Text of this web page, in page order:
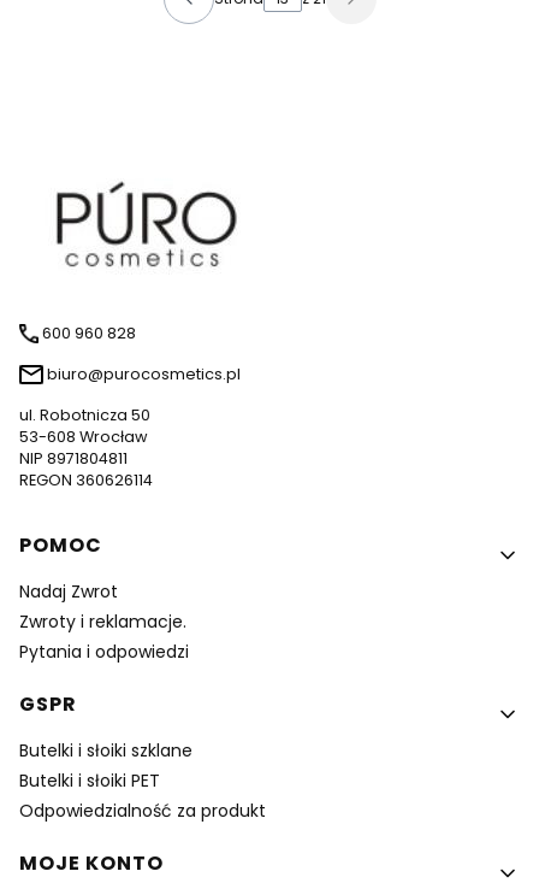
600 960 828
biuro@purocosmetics.pl
ul. Robotnicza 50
53-608 Wrocław
NIP 8971804811
REGON 360626114
Linki w stopce
POMOC
Nadaj Zwrot
Zwroty i reklamacje.
Pytania i odpowiedzi
GSPR
Butelki i słoiki szklane
Butelki i słoiki PET
Odpowiedzialność za produkt
MOJE KONTO